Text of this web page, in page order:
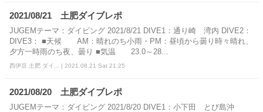
2021/08/21 土肥ダイブレポ
JUGEMテーマ：ダイビング 2021/8/21 DIVE1：通り崎 湾内 DIVE2：
DIVE3： ■天候 AM：晴れのち小雨・PM：昼頃から曇り時々晴れ、
夕方一時雨のち夜、曇り ■気温 23.0～28...
西伊豆 土肥 ダイ... | 2021.08.21 Sat 21:25
2021/08/20 土肥ダイブレポ
JUGEMテーマ：ダイビング 2021/8/20 DIVE1：小下田 とび島沖